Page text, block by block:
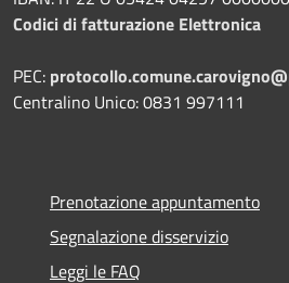
Codici di fatturazione Elettronica
PEC:
Centralino Unico: 0831 997111
Prenotazione appuntamento
Segnalazione disservizio
Leggi le FAQ